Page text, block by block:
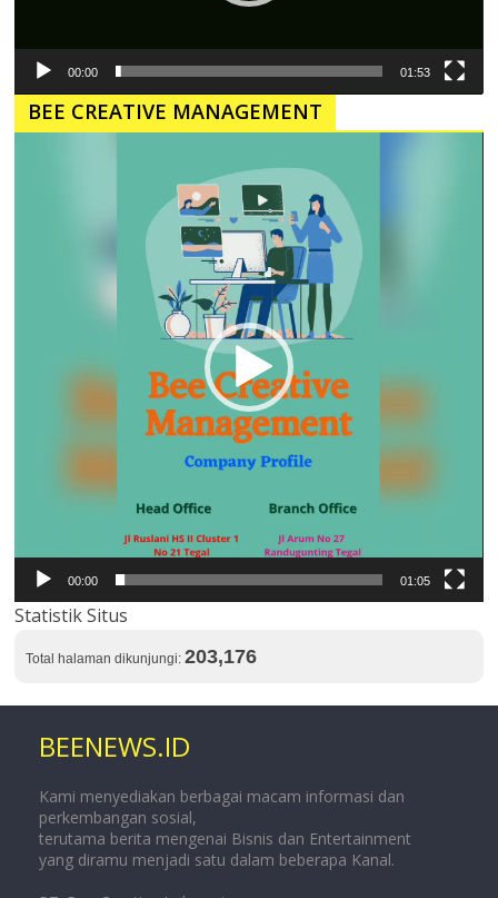
00:00 01:53
BEE CREATIVE MANAGEMENT
00:00 01:05
Statistik Situs
Total halaman dikunjungi:203,176
BEENEWS.ID
Kami menyediakan berbagai macam informasi dan
perkembangan sosial,
terutama berita mengenai Bisnis dan Entertainment
yang diramu menjadi satu dalam beberapa Kanal.